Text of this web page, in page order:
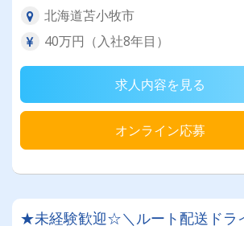
北海道苫小牧市
40万円（入社8年目）
求人内容を見る
オンライン応募
★未経験歓迎☆＼ルート配送ドラ